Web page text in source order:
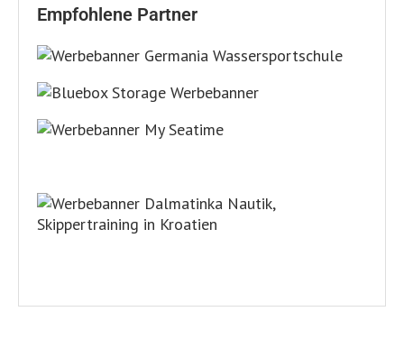
Empfohlene Partner